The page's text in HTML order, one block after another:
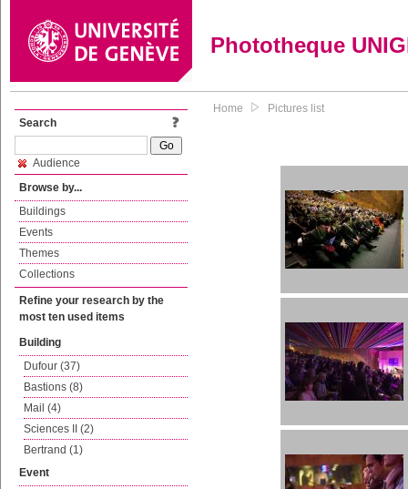
Phototheque
Search
Audience
Browse by...
Buildings
Events
Themes
Collections
Refine your research by the
most ten used items
Building
Dufour (37)
Bastions (8)
Mail (4)
Sciences II (2)
Bertrand (1)
Event
Home Pictures list